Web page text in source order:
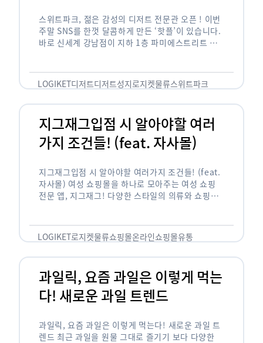
스위트파크, 젊은 감성의 디저트 전문관 오픈 ! 이번
주말 SNS를 한껏 달콤하게 만든 ‘핫플’이 있습니다.
바로 신세계 강남점이 지하 1층 파미에스트리트 분
LOGIKET디저트디저트성지로지켓물류스위트파크
지그재그입점 시 알아야할 여러
가지 조건들! (feat. 자사몰)
지그재그입점 시 알아야할 여러가지 조건들! (feat.
자사몰) 여성 쇼핑몰을 하나로 모아주는 여성 쇼핑
전문 앱, 지그재그! 다양한 스타일의 의류와 쇼핑몰
LOGIKET로지켓물류쇼핑몰온라인쇼핑몰유통
과일릭, 요즘 과일은 이렇게 먹는
다! 새로운 과일 트렌드
과일릭, 요즘 과일은 이렇게 먹는다! 새로운 과일 트
렌드 최근 과일을 원물 그대로 즐기기 보다 다양한